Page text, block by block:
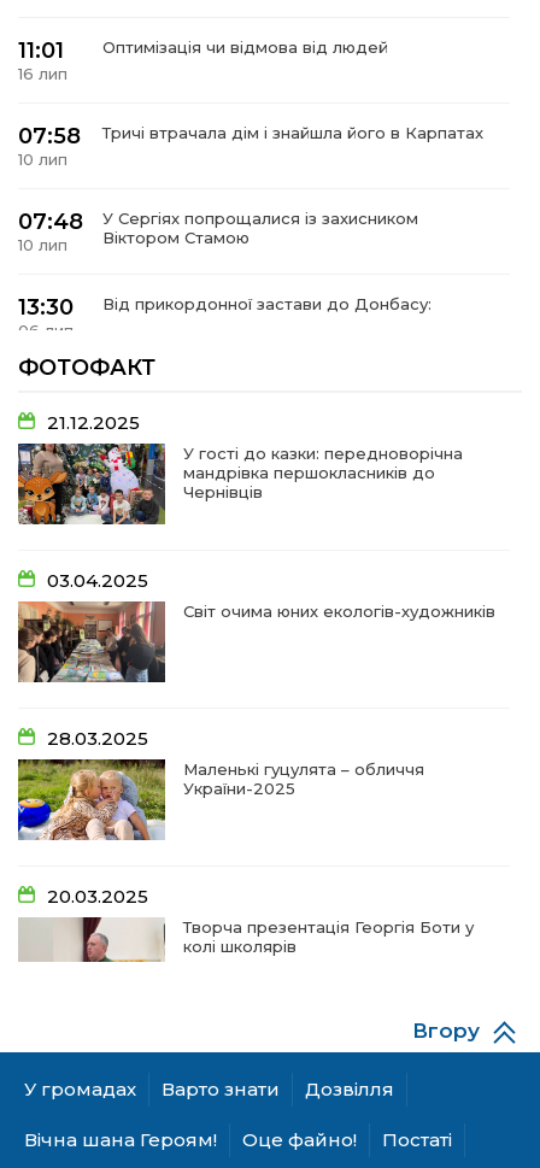
11:01
16 лип
Оптимізація чи відмова від людей
07:58
10 лип
Тричі втрачала дім і знайшла його в Карпатах
07:48
10 лип
У Сергіях попрощалися із захисником
Віктором Стамою
13:30
06 лип
Від прикордонної застави до Донбасу:
01 лип
09:31
28 чер
Творчі підсумки юних художників
09:28
28 чер
09:20
28 чер
Проза Людмили Охріменко: про те, що і гріє, і
болить…
14:44
19 чер
Рік невідомості та болю:
14:33
19 чер
На освітньому горизонті
09:09 Від дитячих випробувань до фронту
09:03
11 чер
ФОТОФАКТ
21.12.2025
У гості до казки: передноворічна
мандрівка першокласників до
Чернівців
03.04.2025
Світ очима юних екологів-художників
28.03.2025
Маленькі гуцулята – обличчя
України-2025
20.03.2025
Творча презентація Георгія Боти у
колі школярів
06.12.2024
А гуцулкам пасує хустка!
У громадах Варто знати Дозвілля
Вічна шана Героям! Оце файно! Постаті
Вгору